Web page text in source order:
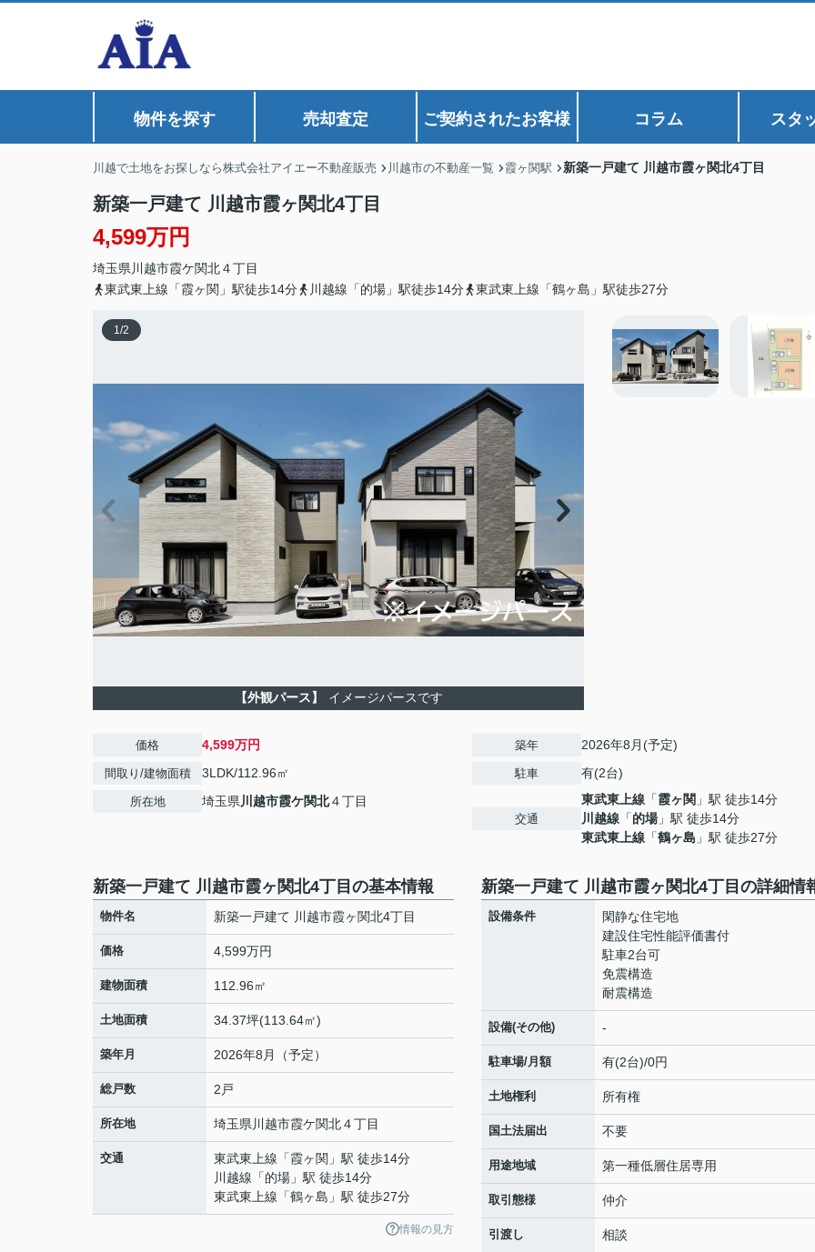
物件を探す 売却査定 ご契約されたお客様 コラム スタ
川越で土地をお探しなら株式会社アイエー不動産販売 川越市の不動産一覧 霞ヶ関駅 新築一戸建て 川越市霞ヶ関北4丁目
新築一戸建て 川越市霞ヶ関北4丁目
4,599万円
埼玉県 川越市霞ケ関北４丁目
東武東上線「霞ヶ関」駅徒歩14分
川越線「的場」駅徒歩14分 東武東上線「鶴ヶ島」駅徒歩27分
1/2
【外観パース】 イメージパースです
価格 4,599万円
間取り/建物面積 3LDK/112.96㎡
所在地 埼玉県川越市霞ケ関北４丁目
築年 2026年8月(予定)
駐車 有(2台)
交通
東武東上線 「霞ヶ関 」駅 徒歩14分
川越線 「的場」駅 徒歩14分
東武東上線 「鶴ヶ島 」駅 徒歩27分
新築一戸建て 川越市霞ヶ関北4丁目の基本情報
物件名 新築一戸建て 川越市霞ヶ関北4丁目
価格 4,599万円
建物面積 112.96㎡
土地面積 34.37坪(113.64㎡)
築年月 2026年8月（予定）
総戸数 2戸
所在地 埼玉県 川越市霞ケ関北４丁目
交通 東武東上線 「霞ヶ関 」駅 徒歩14分
川越線 「的場 」駅 徒歩14分
東武東上線 「鶴ヶ島 」駅 徒歩27分
情報の見方
新築一戸建て 川越市霞ヶ関北4丁目の詳細情
設備条件
閑静な住宅地
建設住宅性能評価書付
駐車2台可
免震構造
耐震構造
設備(その他) -
駐車場/月額 有(2台)/0円
土地権利 所有権
国土法届出 不要
用途地域 第一種低層住居専用
取引態様 仲介
引渡し 相談